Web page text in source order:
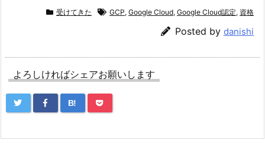
受けてきた GCP, Google Cloud, Google Cloud認定, 資格
Posted by danishi
よろしければシェアお願いします
B!